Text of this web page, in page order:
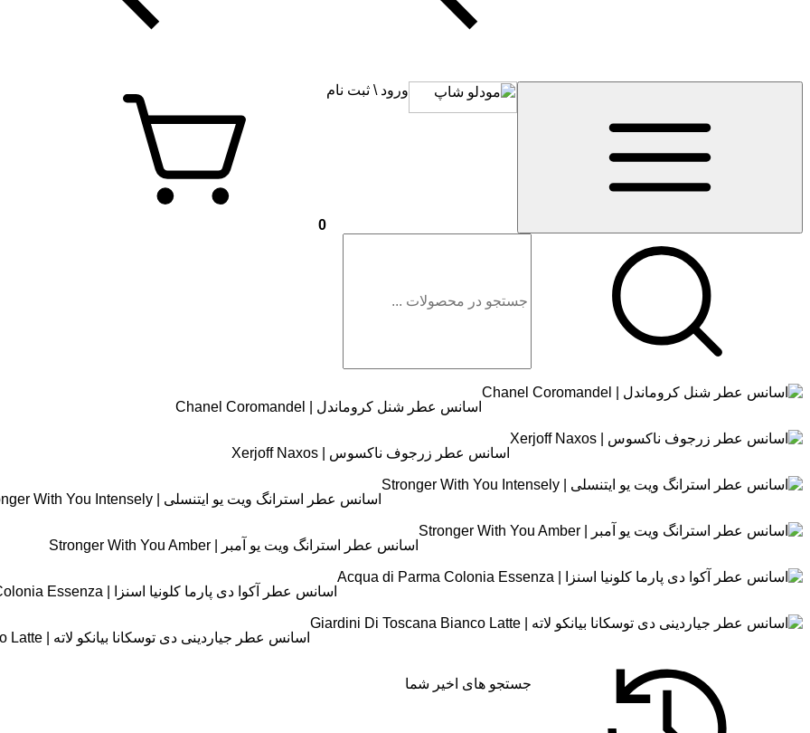
ورود \ ثبت نام
0
اسانس عطر شنل کروماندل | Chanel Coromandel
اسانس عطر زرجوف ناکسوس | Xerjoff Naxos
اسانس عطر استرانگ ویت یو ایتنسلی | Stronger With You Intensely
اسانس عطر استرانگ ویت یو آمبر | Stronger With You Amber
اسانس عطر آکوا دی پارما کلونیا اسنزا | Acqua di Parma Colonia Essenza
اسانس عطر جیاردینی دی توسکانا بیانکو لاته | Giardini Di Toscana Bianco Latte
جستجو های اخیر شما